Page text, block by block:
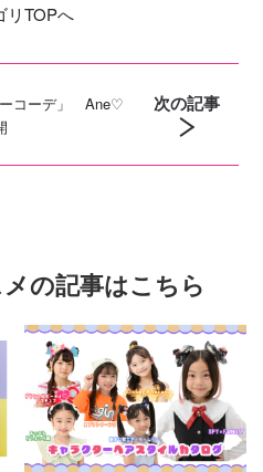
リTOPへ
ーコーデ」 Ane♡
次の記事
の記事はこちら